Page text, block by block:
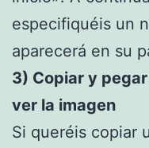
especifiquéis un
aparecerá en su
3) Copiar y
ver la imagen
Si queréis copiar